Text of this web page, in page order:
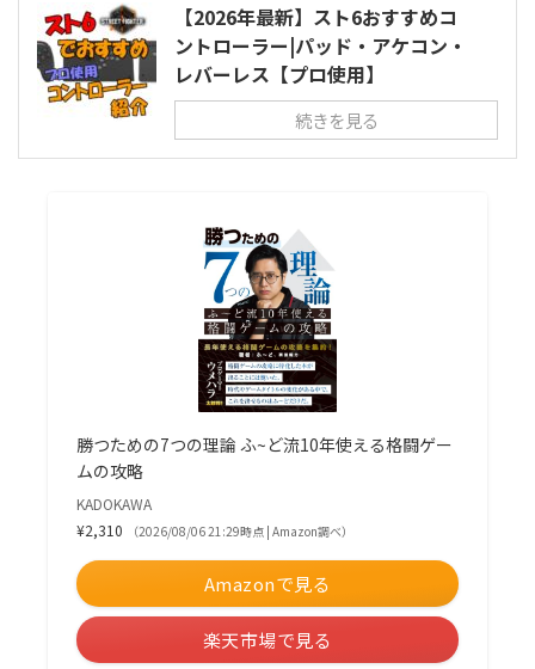
【2026年最新】スト6おすすめコ
ントローラー|パッド・アケコン・
レバーレス【プロ使用】
続きを見る
勝つための7つの理論 ふ~ど流10年使える格闘ゲー
ムの攻略
KADOKAWA
¥2,310
（2026/08/06 21:29時点 | Amazon調べ）
Amazonで見る
楽天市場で見る